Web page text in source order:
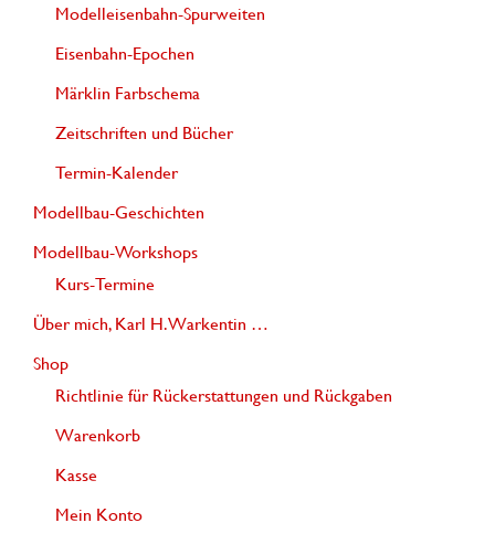
Modelleisenbahn-Spurweiten
Eisenbahn-Epochen
Märklin Farbschema
Zeitschriften und Bücher
Termin-Kalender
Modellbau-Geschichten
Modellbau-Workshops
Kurs-Termine
Über mich, Karl H. Warkentin …
Shop
Richtlinie für Rückerstattungen und Rückgaben
Warenkorb
Kasse
Mein Konto